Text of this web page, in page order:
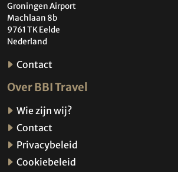
Groningen Airport
Machlaan 8b
9761 TK Eelde
Nederland
Contact
Over BBI Travel
Wie zijn wij?
Contact
Privacybeleid
Cookiebeleid